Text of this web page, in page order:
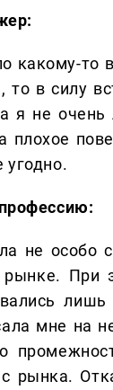
какому-то
то в силу
а я не
плохое
угодно.
не особо
При
мне на
с рынка.